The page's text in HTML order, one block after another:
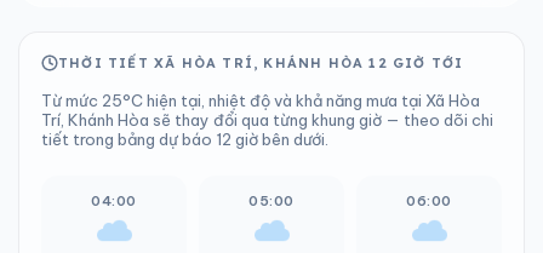
THỜI TIẾT XÃ HÒA TRÍ, KHÁNH HÒA 12 GIỜ TỚI
Từ mức 25°C hiện tại, nhiệt độ và khả năng mưa tại Xã Hòa
Trí, Khánh Hòa sẽ thay đổi qua từng khung giờ — theo dõi chi
tiết trong bảng dự báo 12 giờ bên dưới.
04:00 05:00 06:00